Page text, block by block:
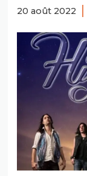
20 août 2022